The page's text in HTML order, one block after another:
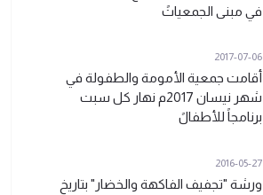
في مبنى الجمعياتً
2017-07-06
أقامت جمعية الأمومة والطفولة في
شهر نيسان 2017م نهار كل سبت
برنامجاً للأطفالً
2016-05-27
ورشة "تجفيف الفاكهة والخضار" بتاريخ